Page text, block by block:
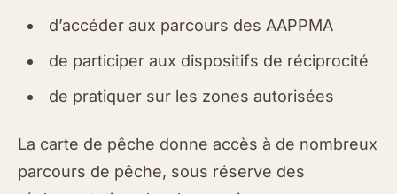
d’accéder aux parcours des AAPPMA
de participer aux dispositifs de réciprocité
de pratiquer sur les zones autorisées
La carte de pêche donne accès à de nombreux
parcours de pêche, sous réserve des